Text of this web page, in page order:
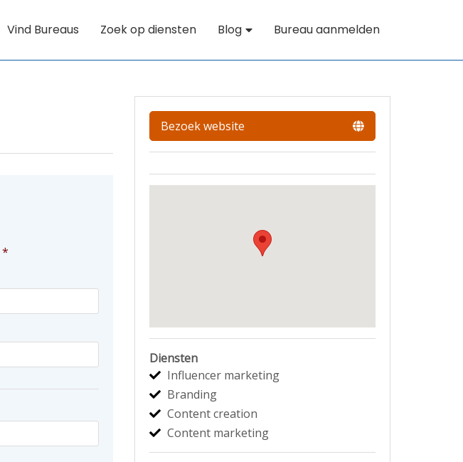
Vind Bureaus Zoek op diensten Blog Bureau aanmelden
*
Bezoek website
Diensten
Influencer marketing
Branding
Content creation
Content marketing